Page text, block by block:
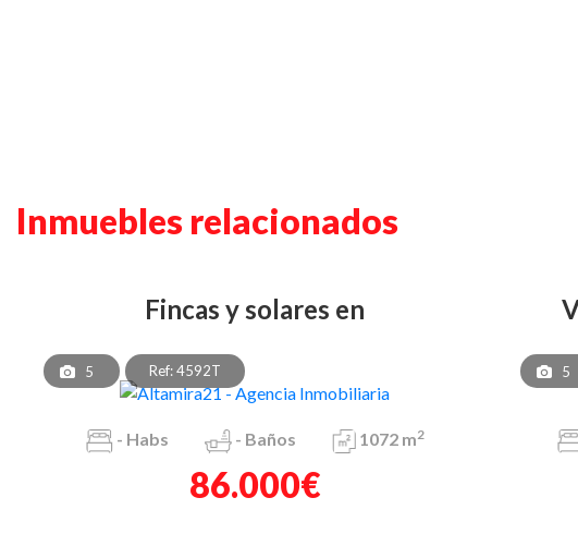
Inmuebles relacionados
fincas y solares en
5 Ref: 4592T
- Habs - Baños 1072 m2
86.000€
5